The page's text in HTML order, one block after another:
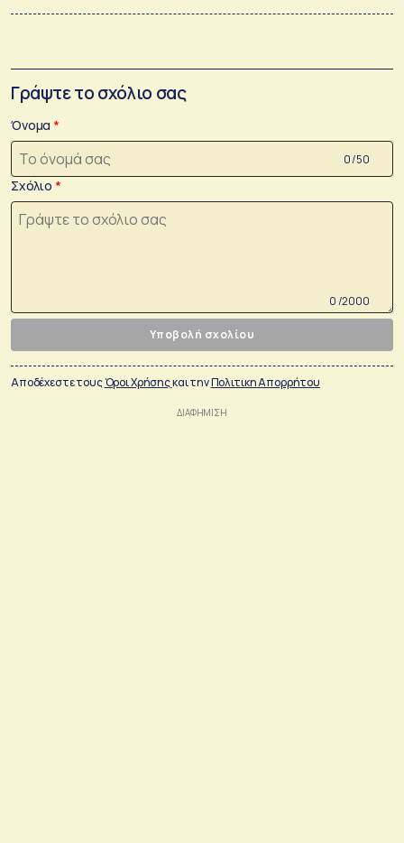
Γράψτε το σχόλιο σας
Όνομα
0 /50
Σχόλιο
0 /2000
Υποβολή σχολίου
Αποδέχεστε τουςΌροι Χρήσηςκαι τηνΠολιτικη Απορρήτου